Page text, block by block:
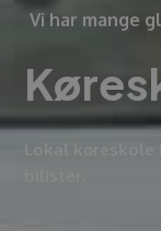
Vi har mange
Lokal køreskole